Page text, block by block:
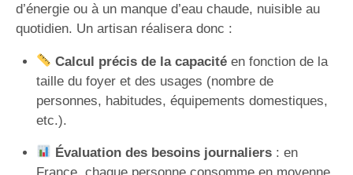
d’énergie ou à un manque d’eau chaude, nuisible au
quotidien. Un artisan réalisera donc :
Calcul précis de la capacitéen fonction de la
taille du foyer et des usages (nombre de
personnes, habitudes, équipements domestiques,
etc.).
Évaluation des besoins journaliers: en
France, chaque personne consomme en moyenne